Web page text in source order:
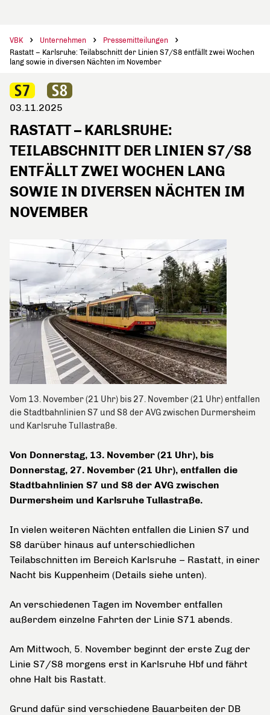
VBK Unternehmen
Pressemitteilungen
Rastatt – Karlsruhe: Teilabschnitt der Linien S7/S8 entfällt zwei Wochen
lang sowie in diversen Nächten im November
03.11.2025
RASTATT – KARLSRUHE:
TEILABSCHNITT DER LINIEN S7/S8
ENTFÄLLT ZWEI WOCHEN LANG
SOWIE IN DIVERSEN NÄCHTEN IM
NOVEMBER
Vom 13. November (21 Uhr) bis 27. November (21 Uhr) entfallen
die Stadtbahnlinien S7 und S8 der AVG zwischen Durmersheim
und Karlsruhe Tullastraße.
Von Donnerstag, 13. November (21 Uhr), bis
Donnerstag, 27. November (21 Uhr), entfallen die
Stadtbahnlinien S7 und S8 der AVG zwischen
Durmersheim und Karlsruhe Tullastraße.
In vielen weiteren Nächten entfallen die Linien S7 und
S8 darüber hinaus auf unterschiedlichen
Teilabschnitten im Bereich Karlsruhe – Rastatt, in einer
Nacht bis Kuppenheim (Details siehe unten).
An verschiedenen Tagen im November entfallen
außerdem einzelne Fahrten der Linie S71 abends.
Am Mittwoch, 5. November beginnt der erste Zug der
Linie S7/S8 morgens erst in Karlsruhe Hbf und fährt
ohne Halt bis Rastatt.
Grund dafür sind verschiedene Bauarbeiten der DB